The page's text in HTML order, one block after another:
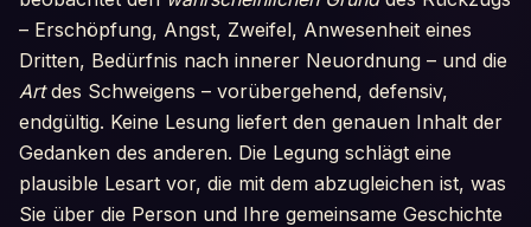
– Erschöpfung, Angst, Zweifel, Anwesenheit eines
Dritten, Bedürfnis nach innerer Neuordnung – und die
Artdes Schweigens – vorübergehend, defensiv,
endgültig. Keine Lesung liefert den genauen Inhalt der
Gedanken des anderen. Die Legung schlägt eine
plausible Lesart vor, die mit dem abzugleichen ist, was
Sie über die Person und Ihre gemeinsame Geschichte